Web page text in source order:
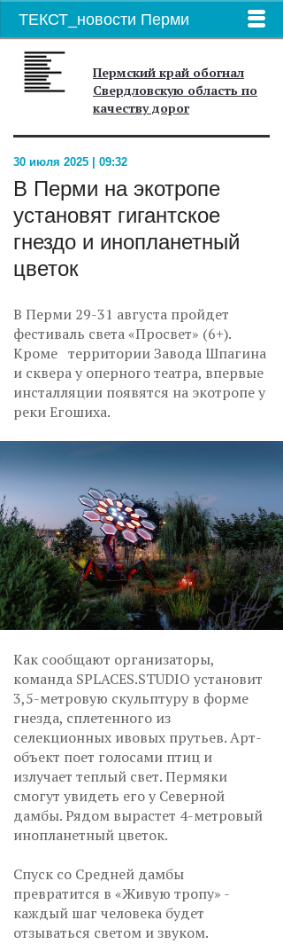
ТЕКСТ_новости Перми
Пермский край обогнал
Свердловскую область по
качеству дорог
30 июля 2025 | 09:32
В Перми на экотропе
установят гигантское
гнездо и инопланетный
цветок
В Перми 29-31 августа пройдет
фестиваль света «Просвет» (6+).
Кроме территории Завода Шпагина
и сквера у оперного театра, впервые
инсталляции появятся на экотропе у
реки Егошиха.
Как сообщают организаторы,
команда SPLACES.STUDIO установит
3,5-метровую скульптуру в форме
гнезда, сплетенного из
селекционных ивовых прутьев. Арт-
объект поет голосами птиц и
излучает теплый свет. Пермяки
смогут увидеть его у Северной
дамбы. Рядом вырастет 4-метровый
инопланетный цветок.
Спуск со Средней дамбы
превратится в «Живую тропу» -
каждый шаг человека будет
отзываться светом и звуком.